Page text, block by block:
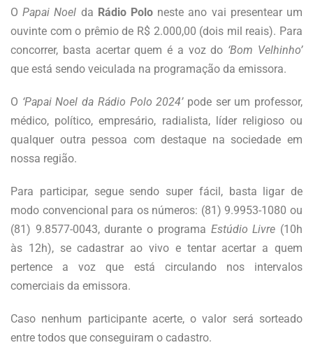
OPapai Noel da Rádio Polo neste ano vai presentear um
ouvinte com o prêmio de R$ 2.000,00 (dois mil reais). Para
concorrer, basta acertar quem é a voz do ‘Bom Velhinho’
que está sendo veiculada na programação da emissora.
O ‘Papai Noel da Rádio Polo 2024’pode ser um professor,
médico, político, empresário, radialista, líder religioso ou
qualquer outra pessoa com destaque na sociedade em
nossa região.
Para participar, segue sendo super fácil, basta ligar de
modo convencional para os números: (81) 9.9953-1080 ou
(81) 9.8577-0043, durante o programa Estúdio Livre (10h
às 12h), se cadastrar ao vivo e tentar acertar a quem
pertence a voz que está circulando nos intervalos
comerciais da emissora.
Caso nenhum participante acerte, o valor será sorteado
entre todos que conseguiram o cadastro.